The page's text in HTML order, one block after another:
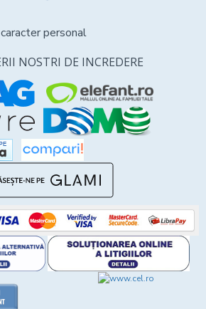
personal
NOSTRI DE INCREDERE